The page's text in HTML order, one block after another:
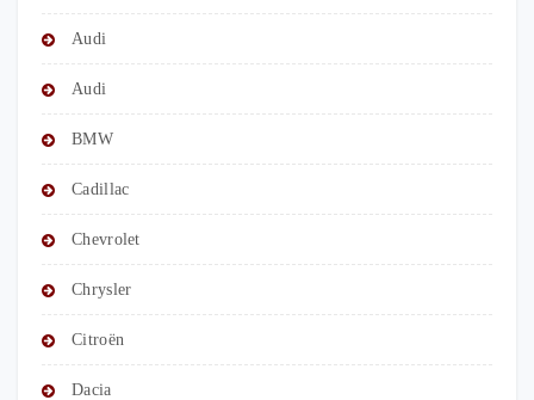
Audi
Audi
BMW
Cadillac
Chevrolet
Chrysler
Citroën
Dacia